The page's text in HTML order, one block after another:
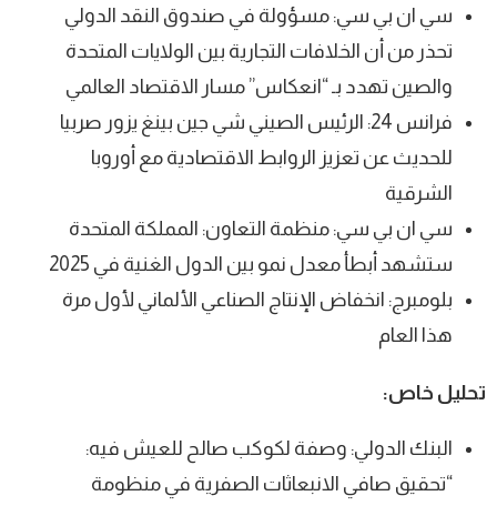
سي ان بي سي: مسؤولة في صندوق النقد الدولي
تحذر من أن الخلافات التجارية بين الولايات المتحدة
والصين تهدد بـ “انعكاس” مسار الاقتصاد العالمي
فرانس 24: الرئيس الصيني شي جين بينغ يزور صربيا
للحديث عن تعزيز الروابط الاقتصادية مع أوروبا
الشرقية
سي ان بي سي: منظمة التعاون: المملكة المتحدة
ستشهد أبطأ معدل نمو بين الدول الغنية في 2025
بلومبرج: انخفاض الإنتاج الصناعي الألماني لأول مرة
هذا العام
تحليل خاص:
البنك الدولي: وصفة لكوكب صالح للعيش فيه:
“تحقيق صافي الانبعاثات الصفرية في منظومة